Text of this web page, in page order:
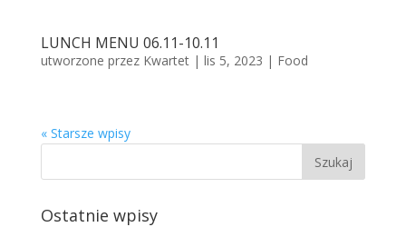
LUNCH MENU 06.11-10.11
utworzone przez Kwartet| lis 5, 2023 | Food
« Starsze wpisy
Ostatnie wpisy